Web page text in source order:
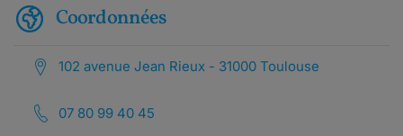
Coordonnées
102 avenue Jean Rieux - 31000 Toulouse
07 80 99 40 45